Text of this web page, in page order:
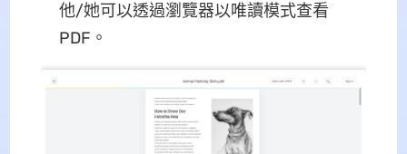
他/她可以透過瀏覽器以唯讀模式查看
PDF。